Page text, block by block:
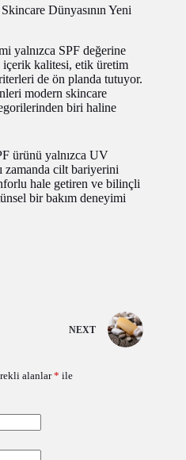
Dünyasının Yeni
yalnızca SPF değerine
içerik kalitesi, etik üretim
de ön planda tutuyor.
modern skincare
biri haline
ürünü yalnızca UV
zamanda cilt bariyerini
hale getiren ve bilinçli
bir bakım deneyimi
NEXT
alanlar* ile